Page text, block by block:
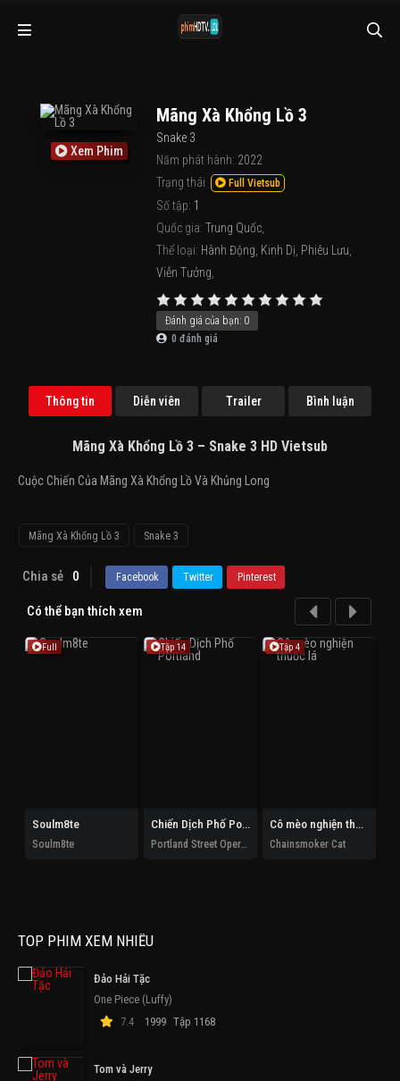
Xem Phim
Mãng Xà Khổng Lồ 3
Snake 3
Năm phát hành: 2022
Trạng thái
Full Vietsub
Số tập: 1
Quốc gia: Trung Quốc
Thể loại: Hành Động Kinh Dị Phiêu Lưu
Viễn Tưởng
Đánh giá của bạn: 0
0 đánh giá
Thông tin Diễn viên Trailer Bình luận
Mãng Xà Khổng Lồ 3 – Snake 3 HD Vietsub
Cuộc Chiến Của Mãng Xà Khổng Lồ Và Khủng Long
Mãng Xà Khổng Lồ 3 Snake 3
Chia sẻ 0 Facebook Twitter Pinterest
Có thể bạn thích xem
Full
Soulm8te
Soulm8te
Tập 14
Chiến Dịch Phố Portland
Tập 4
Cô mèo nghiện thuốc lá
Chainsmoker Cat
TOP PHIM XEM NHIỀU
Đảo Hải Tặc
One Piece (Luffy)
7.4
1999 Tập 1168
Tom và Jerry